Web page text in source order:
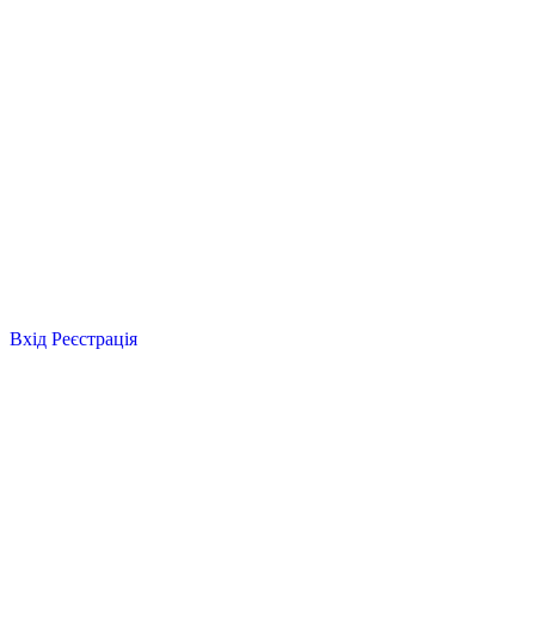
Вхід Реєстрація